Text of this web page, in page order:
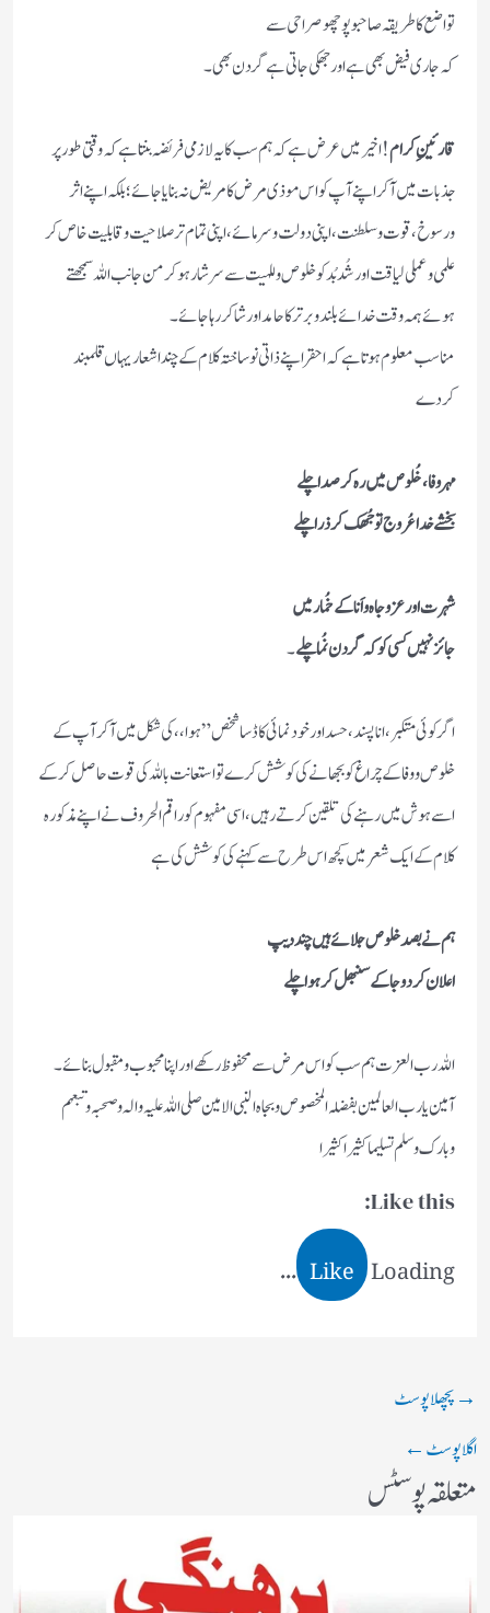
تواضع کا طریقہ صاحبو پوچھو صراحی سے
کہ جاری فیض بھی ہے اور جھکی جاتی ہے گردن بھی۔
قارئینِ کرام! اخیر میں عرض ہے کہ ہم سب کا یہ لازمی فریضہ بنتا ہے کہ وقتی طور پر
جذبات میں آ کر اپنے آپ کو اس موذی مرض کا مریض نہ بنایا جائے ؛ بلکہ اپنے اثر
ورسوخ، قوت وسلطنت ، اپنی دولت وسرمائے ، اپنی تمام تر صلاحیت وقابلیت خاص کر
علمی وعملی لیاقت اور شُد بُد کو خلوص وللہیت سے سرشار ہوکر من جانب اللہ سمجھتے
ہوئے ہمہ وقت خدائے بلند وبرتر کا حامد اور شاکر رہا جائے۔
مناسب معلوم ہوتا ہے کہ احقر اپنے ذاتی نو‌ساختہ کلام کے چند اشعار یہاں قلمبند
کردے
مہر وفا ، خُلوص میں رہ کر صدا چلے
بخشے خدا عُروج تو جُھک کر ذرا چلے
شہرت اور عز و جاہ و اَنا کے خُمار میں
جائز نہیں کسی کو کہ گردن نُما چلے۔
اگر کوئی متکبر، انا پسند، حسد اور خودنمائی کا ڈسا شخص ” ہوا ،، کی شکل میں آکر آپ کے
خلوص و وفا کے چراغ کو بجھانے کی کوشش کرے تو استعانت باللہ کی قوت حاصل کرکے
اسے ہوش میں رہنے کی تلقین کرتے رہیں، اسی مفہوم کو راقم الحروف نے اپنے مذکورہ
کلام کے ایک شعر میں کچھ اس طرح سے کہنے کی کوشش کی ہے
ہم نے بصد خلوص جلائے ہیں چند دیپ
اعلان کردو جاکے سنبھل کر ہوا چلے
اللہ رب العزت ہم سب کو اس مرض سے محفوظ رکھے اور اپنا محبوب و مقبول بنائے۔
آمین یارب العالمین بفضلہ المخصوص وبجاہ النبی الامین صلی اللہ علیہ والہ وصحبہ وتبعہم
وبارک وسلم تسلیما کثیرا کثیرا
Like this:
Like Loading...
→پچھلا پوسٹ
اگلا پوسٹ←
متعلقہ پوسٹس